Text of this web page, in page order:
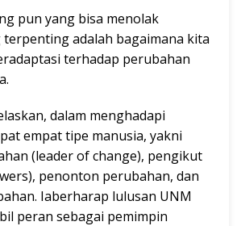
pun yang bisa menolak
terpenting adalah bagaimana kita
terhadap perubahan
dalam menghadapi
empat tipe manusia, yakni
(leader of change), pengikut
penonton perubahan, dan
Iaberharap lulusan UNM
peran sebagai pemimpin